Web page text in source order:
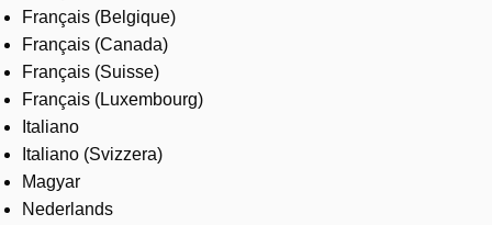
Français (Belgique)
Français (Canada)
Français (Suisse)
Français (Luxembourg)
Italiano
Italiano (Svizzera)
Magyar
Nederlands